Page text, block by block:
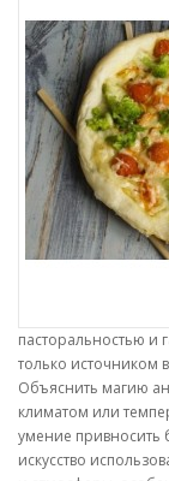
пасторальностью и
только источником
Объяснить магию
климатом или
умение привносить
искусство